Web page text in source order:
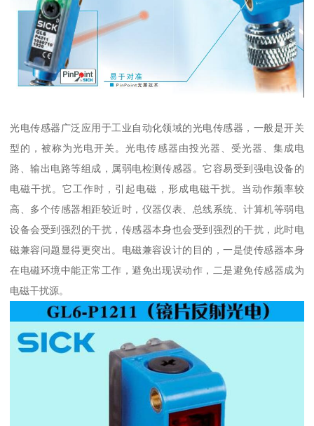
光电传感器广泛应用于工业自动化领域的光电传感器，一般是开关
型的，被称为光电开关。光电传感器由投光器、受光器、集成电
路、输出电路等组成，属弱电检测传感器。它容易受到强电设备的
电磁干扰。它工作时，引起电磁，形成电磁干扰。当动作频率较
高、多个传感器相距较近时，仪器仪表、总线系统、计算机等弱电
设备会受到强烈的干扰，传感器本身也会受到强烈的干扰，此时电
磁兼容问题显得更突出。电磁兼容设计的目的，一是使传感器本身
在电磁环境中能正常工作，避免出现误动作，二是避免传感器成为
电磁干扰源。